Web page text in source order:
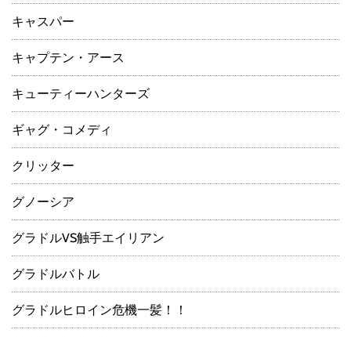
キャスパー
キャプテン・アース
キューティーハンターズ
ギャグ・コメディ
クリッター
グノーシア
グラドルVS触手エイリアン
グラドルバトル
グラドルヒロイン危機一髪！！